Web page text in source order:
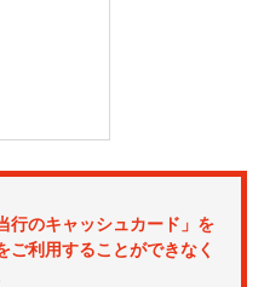
行のキャッシュカード」を
ご利用することができなく